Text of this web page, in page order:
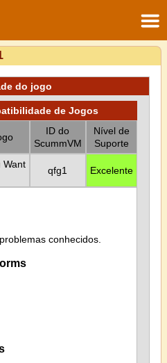
do jogo
de Jogos
ID do
ScummVM
Nível de
Suporte
Want
qfg1 Excelente
conhecidos.